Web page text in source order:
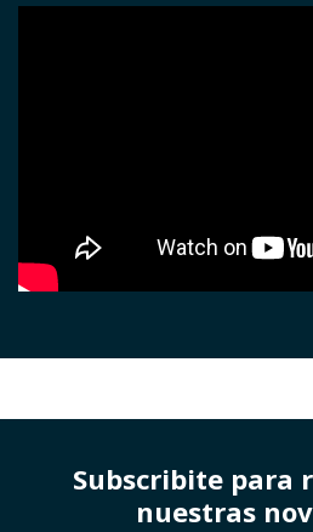
Subscribite para
nuestras